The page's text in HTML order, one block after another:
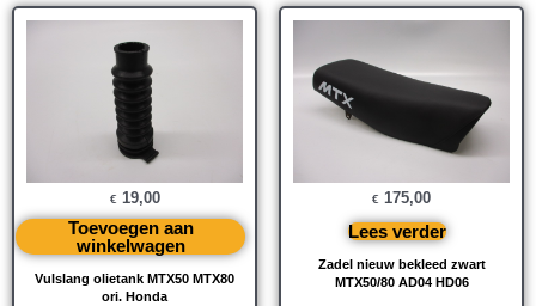
Vulslang olietank MTX50 MTX80
ori. Honda
€ 19,00
Toevoegen aan
winkelwagen
Zadel nieuw bekleed zwart
MTX50/80 AD04 HD06
€ 175,00
Lees verder